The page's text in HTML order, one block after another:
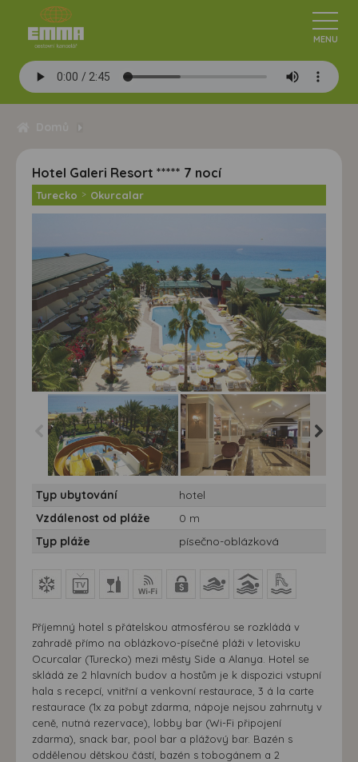
Hotel Galeri Resort ***** 7 nocí
Turecko > Okurcalar
nocí - Turecko, Alara,
hotel Galeri Resort
nocí - Turecko, Alara,
hotel Galeri Resort
Typ ubytování
hotel
Vzdálenost od pláže
0 m
Typ pláže
písečno-oblázková
Příjemný hotel s přátelskou atmosférou se rozkládá v
zahradě přímo na oblázkovo-písečné pláži v letovisku
Ocurcalar (Turecko) mezi městy Side a Alanya. Hotel se
skládá ze 2 hlavních budov a hostům je k dispozici vstupní
hala s recepcí, vnitřní a venkovní restaurace, 3 á la carte
restaurace (1x za pobyt zdarma, nápoje nejsou zahrnuty v
ceně, nutná rezervace), lobby bar (Wi-Fi připojení
zdarma), snack bar, pool bar a plážový bar. Bazén s
oddělenou dětskou částí, bazén s tobogánem a 2